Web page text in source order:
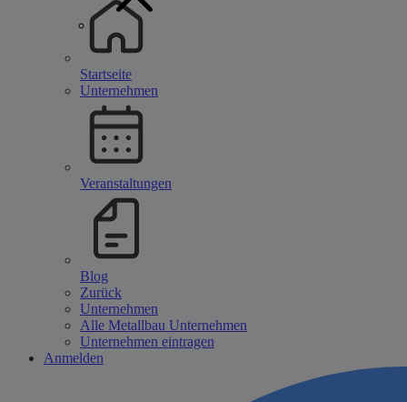
Startseite
Unternehmen
Veranstaltungen
Blog
Zurück
Unternehmen
Alle Metallbau Unternehmen
Unternehmen eintragen
Anmelden